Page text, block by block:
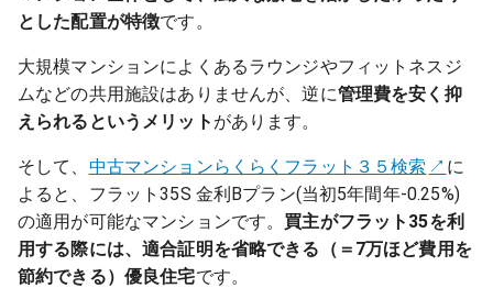
とした配置が特徴です。
大規模マンションによくあるラウンジやフィットネスジ
ムなどの共用施設はありませんが、逆に管理費を安く抑
えられるというメリット があります。
そして、 中古マンションらくらくフラット３５検索
に
よると、フラット35S 金利Bプラン(当初5年間年-0.25%)
の適用が可能なマンションです。 買主がフラット35を利
用する際には、適合証明を省略できる（＝7万ほど費用を
節約できる）優良住宅です。